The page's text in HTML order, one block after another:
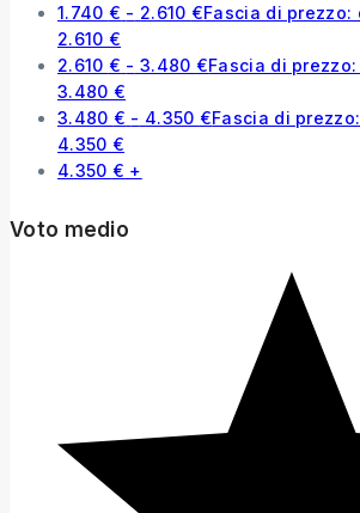
1.740 € - 2.610 €Fascia di prezzo:
2.610 €
2.610 € - 3.480 €Fascia di
3.480 €
3.480 € - 4.350 €Fascia di
4.350 €
4.350 € +
Voto medio